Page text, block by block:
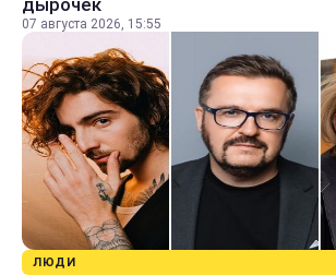
дырочек
07 августа 2026, 15:55
ЛЮДИ